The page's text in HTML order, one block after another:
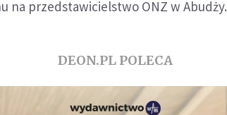
na przedstawicielstwo ONZ w Abudży.
DEON.PL POLECA